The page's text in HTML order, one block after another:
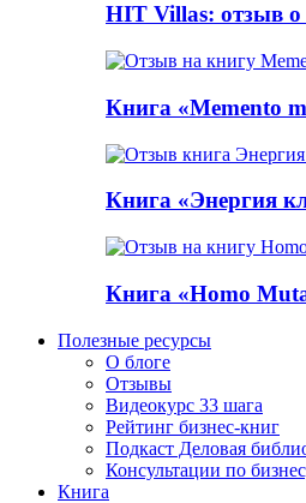
HIT Villas: отзыв о
Книга «Memento
Книга «Энергия
Книга «Homo
Полезные ресурсы
О блоге
Отзывы
Видеокурс 33 шага
Рейтинг бизнес-книг
Подкаст Деловая
Консультации по
Книга